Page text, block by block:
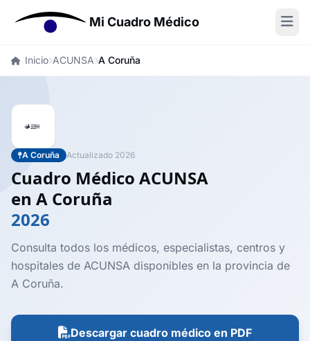
Mi Cuadro Médico
Inicio ACUNSA A Coruña
A Coruña Actualizado 2026
Cuadro Médico ACUNSA
en A Coruña
2026
Consulta todos los médicos, especialistas, centros y
hospitales de ACUNSA disponibles en la provincia de
A Coruña.
Descargar cuadro médico en PDF